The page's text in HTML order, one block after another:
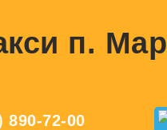
п.
890-72-00